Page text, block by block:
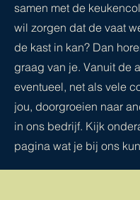
samen met de
wil zorgen dat de vaat
de kast in kan? Dan
graag van je. Vanuit de
eventueel, net als vele
jou, doorgroeien naar
in ons bedrijf. Kijk
pagina wat je bij ons